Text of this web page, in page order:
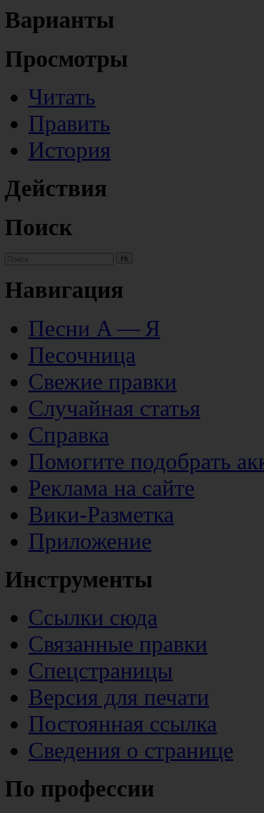
Варианты
Просмотры
Читать
Править
История
Действия
Поиск
Навигация
Песни А — Я
Песочница
Свежие правки
Случайная статья
Справка
Помогите подобрать
Реклама на сайте
Вики-Разметка
Приложение
Инструменты
Ссылки сюда
Связанные правки
Спецстраницы
Версия для печати
Постоянная ссылка
Сведения о странице
По профессии